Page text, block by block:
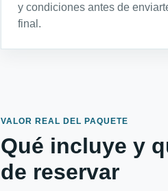
y condiciones antes de
final.
VALOR REAL DEL PAQUETE
Qué incluye y
de reservar